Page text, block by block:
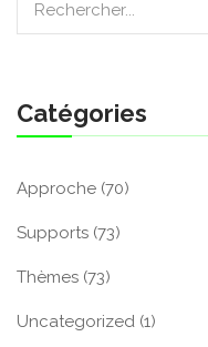
Catégories
Approche (70)
Supports (73)
Thèmes (73)
Uncategorized (1)